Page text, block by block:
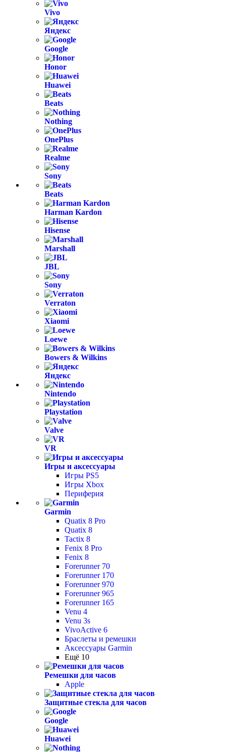
Vivo
Яндекс
Google
Honor
Huawei
Beats
Nothing
OnePlus
Realme
Sony
Beats
Harman Kardon
Hisense
Marshall
JBL
Sony
Verraton
Xiaomi
Loewe
Bowers & Wilkins
Яндекс
Nintendo
Playstation
Valve
VR
Игры и аксессуары
Игры PS5
Игры Xbox
Периферия
Garmin
Quatix 8 Pro
Quatix 8
Tactix 8
Fenix 8 Pro
Fenix 8
Forerunner 70
Forerunner 170
Forerunner 970
Forerunner 965
Forerunner 165
Venu 4
Venu 3s
VivoActive 6
Браслеты и ремешки
Аксессуары Garmin
Ещё 10
Ремешки для часов
Apple
Защитные стекла для часов
Google
Huawei